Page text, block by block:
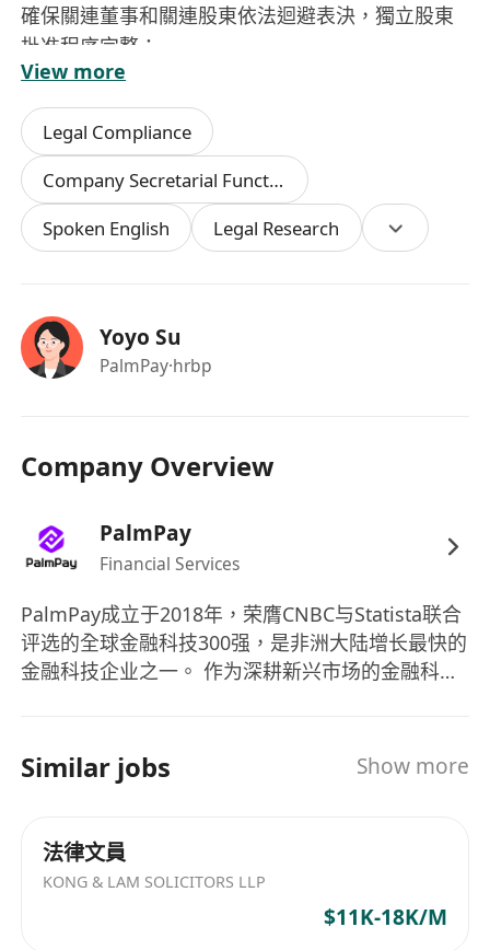
確保關連董事和關連股東依法迴避表決，獨立股東
批准程序完整；
對持續關連交易設定年度上限並監督執行，確保全
年交易金額不超過已披露的上限。
3. 信息披露與內幕消息管理
審核所有對外公告、年報、中報及其他監管披露文
件的法律合規性，確保內容真實、準確、完整，符
合《上市規則》及《證券及期貨條例》的披露要
求；
息在「合理可行範圍內盡快」披露；
嚴控內幕消息在正式披露前的知悉範圍，建立內幕
消息知情人登記管理制度，防止內幕交易及不當洩
監會的問詢。
跟蹤香港聯交所、證監會等監管機構的最新規則修
訂及監管指引，及時評估對公司的影響並提出應對
協助籌備董事會會議、股東大會及相關公司治理事
宜；
為公司管理層及業務部門提供日常合規諮詢及法律
職位要求：
1. 法律專業本科及以上學歷，持有內地法律職業資
2. 3–6年上市公司法務合規或律所資本市場相關工作
經驗，具備港股上市公司合規經驗者優先
3. 精通《上市規則》第14章（須予公佈的交易）及
第14A章（關連交易），熟悉《證券及期貨條例》及
View more
Legal Compliance
Company Secretarial Functions
Spoken English
Legal Research
Yoyo Su
PalmPay·hrbp
Company Overview
PalmPay
Financial Services
PalmPay成立于2018年，荣膺CNBC与Statista联合
评选的全球金融科技300强，是非洲大陆增长最快的
金融科技企业之一。 作为深耕新兴市场的金融科技
前业务已在亚非多国快速拓展，致力于成为全球领
先的数字银行平台。
Similar jobs Show more
法律文員
KONG & LAM SOLICITORS LLP
$11K-18K/M